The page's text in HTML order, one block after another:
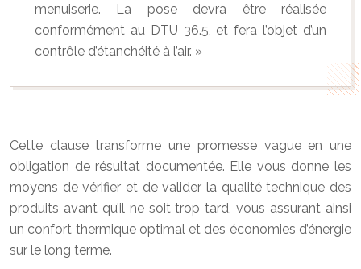
menuiserie. La pose devra être réalisée
conformément au DTU 36.5, et fera l’objet d’un
contrôle d’étanchéité à l’air. »
Cette clause transforme une promesse vague en une
obligation de résultat documentée. Elle vous donne les
moyens de vérifier et de valider la qualité technique des
produits avant qu’il ne soit trop tard, vous assurant ainsi
un confort thermique optimal et des économies d’énergie
sur le long terme.